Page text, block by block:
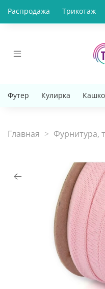
Распродажа Трикотаж
Футер Кулирка
Главная Фурнитура,